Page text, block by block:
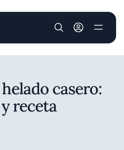
User account
casero:
receta